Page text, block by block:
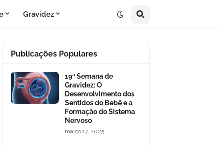
Gravidez
Publicações Populares
19ª Semana de
Gravidez: O
Desenvolvimento dos
Sentidos do Bebê e a
Formação do Sistema
Nervoso
março 17, 2025